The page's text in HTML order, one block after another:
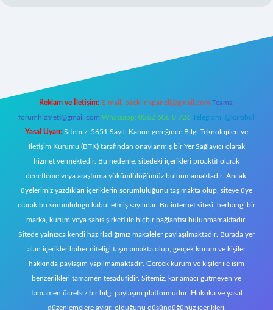
Reklam ve İletişim: E-mail: backlinkpaneli@gmail.com Teams:
forumhizmeti@gmail.com Whatsapp: 0262 606 0 726 Telegram: @karabul
Yasal Uyarı: Sitemiz, 5651 Sayılı Kanun gereğince Bilgi Teknolojileri ve
İletişim Kurumu (BTK) tarafından onaylanmış bir Yer Sağlayıcı olarak
hizmet vermektedir. Bu nedenle, sitedeki içerikleri proaktif olarak
denetleme veya araştırma yükümlülüğümüz bulunmamaktadır. Ancak,
üyelerimiz yazdıkları içeriklerin sorumluluğunu taşımakta olup, siteye üye
olarak bu sorumluluğu kabul etmiş sayılırlar. Bu internet sitesi, herhangi bir
marka, kurum veya şahıs şirketi ile hiçbir bağlantısı bulunmamaktadır.
Sitede yalnızca kendi hazırladığımız makaleler paylaşılmaktadır. Burada yer
alan içerikler haber niteliği taşımamakta olup, gerçek kurum ve kişiler
hakkında paylaşım yapılmamaktadır. Gerçek kurum ve kişiler ile isim
benzerlikleri tamamen tesadüfidir. Sitemiz, kar amacı gütmeyen ve
tamamen ücretsiz bir bilgi paylaşım platformudur. Hukuka ve yasal
düzenlemelere aykırı olduğunu düşündüğünüz içerikleri,